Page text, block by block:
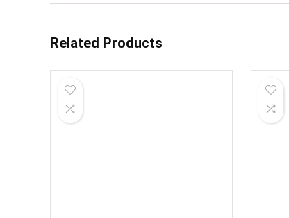
Related Products